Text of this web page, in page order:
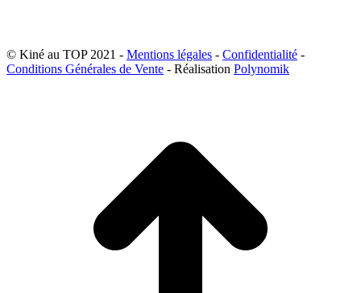
© Kiné au TOP 2021 - Mentions légales - Confidentialité -
Conditions Générales de Vente - Réalisation Polynomik